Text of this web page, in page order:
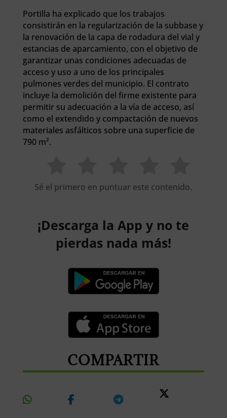
Portilla ha explicado que los trabajos
consistirán en la regularización de la subbase y
la renovación de la capa de rodadura del vial y
estancias de aparcamiento, con el objetivo de
garantizar unas condiciones adecuadas de
acceso y uso a uno de los principales
pulmones verdes del municipio. El contrato
incluye la demolición del firme existente para
permitir su adecuación a la vía de acceso, así
como el extendido y compactación de nuevos
materiales asfálticos sobre una superficie de
790 m².
Sé el primero en puntuar este contenido.
¡Descarga la App y no te
pierdas nada más!
COMPARTIR